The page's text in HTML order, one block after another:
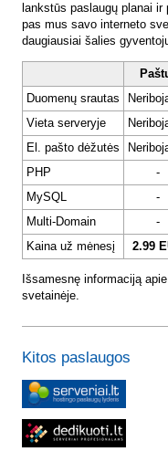
lankstūs paslaugų planai
pas mus savo interneto
daugiausiai šalies
Duomenų srautas
Vieta serveryje
El. pašto dėžutės
PHP
-
MySQL
-
Multi-Domain
-
Kaina už mėnesį
2.99
Išsamesnę informaciją
svetainėje.
Kitos paslaugos